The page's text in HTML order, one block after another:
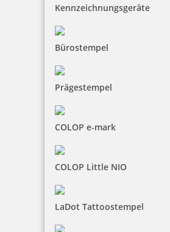
Kennzeichnungsgeräte
Bürostempel
Prägestempel
COLOP e-mark
COLOP Little NIO
LaDot Tattoostempel
Stempelkissen gibt es ein
Zubehörfür Colop Printer
im nächsten Schritt